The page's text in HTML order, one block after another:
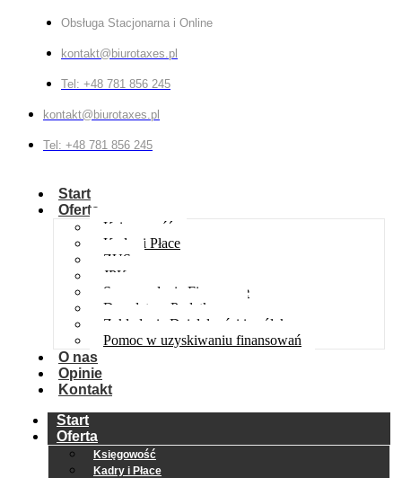
Obsługa Stacjonarna i Online
kontakt@biurotaxes.pl
Tel: +48 781 856 245
kontakt@biurotaxes.pl
Tel: +48 781 856 245
Start
Oferta
Księgowość
Kadry i Płace
ZUS
JPK
Sprawozdania Finansowe
Doradztwo Podatkowe
Zakładanie Działalności i spółek
Pomoc w uzyskiwaniu finansowań
O nas
Opinie
Kontakt
Start
Oferta
Księgowość
Kadry i Płace